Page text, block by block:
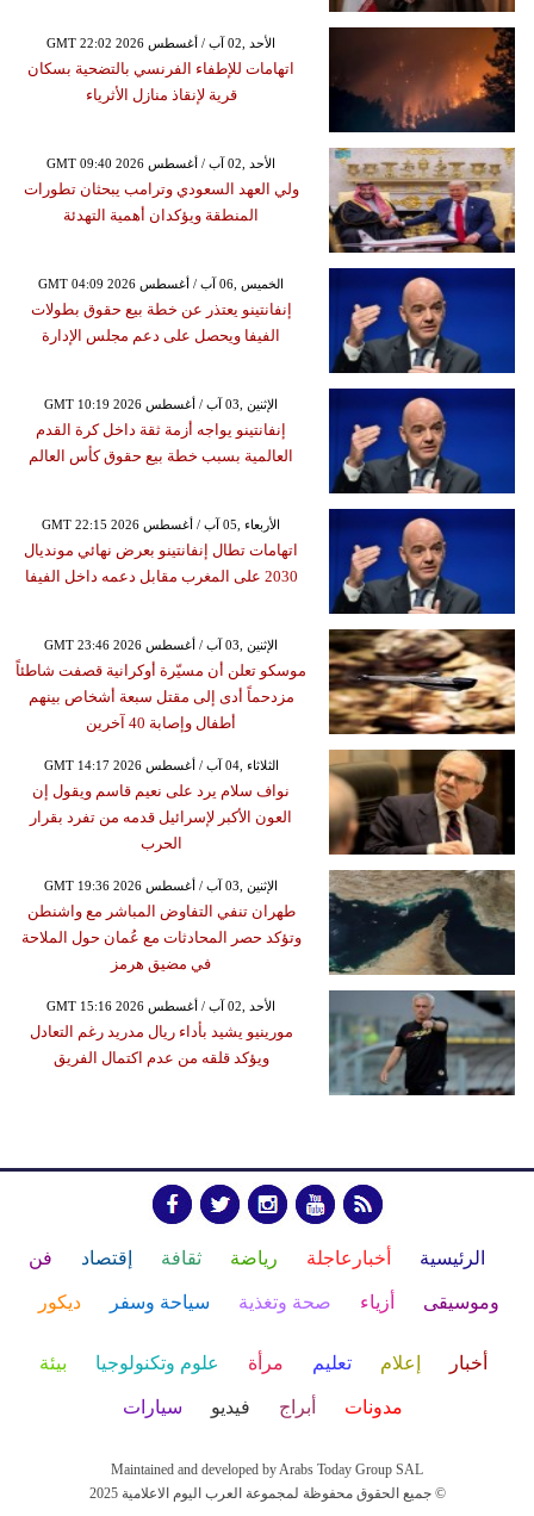
GMT 22:02 2026 الأحد ,02 آب / أغسطس
اتهامات للإطفاء الفرنسي بالتضحية بسكان
قرية لإنقاذ منازل الأثرياء
GMT 09:40 2026 الأحد ,02 آب / أغسطس
ولي العهد السعودي وترامب يبحثان تطورات
المنطقة ويؤكدان أهمية التهدئة
GMT 04:09 2026 الخميس ,06 آب / أغسطس
إنفانتينو يعتذر عن خطة بيع حقوق بطولات
الفيفا ويحصل على دعم مجلس الإدارة
GMT 10:19 2026 الإثنين ,03 آب / أغسطس
إنفانتينو يواجه أزمة ثقة داخل كرة القدم
العالمية بسبب خطة بيع حقوق كأس العالم
GMT 22:15 2026 الأربعاء ,05 آب / أغسطس
اتهامات تطال إنفانتينو بعرض نهائي مونديال
2030 على المغرب مقابل دعمه داخل الفيفا
GMT 23:46 2026 الإثنين ,03 آب / أغسطس
موسكو تعلن أن مسيّرة أوكرانية قصفت شاطئاً
مزدحماً أدى إلى مقتل سبعة أشخاص بينهم
أطفال وإصابة 40 آخرين
GMT 14:17 2026 الثلاثاء ,04 آب / أغسطس
نواف سلام يرد على نعيم قاسم ويقول إن
العون الأكبر لإسرائيل قدمه من تفرد بقرار
الحرب
GMT 19:36 2026 الإثنين ,03 آب / أغسطس
طهران تنفي التفاوض المباشر مع واشنطن
وتؤكد حصر المحادثات مع عُمان حول الملاحة
في مضيق هرمز
GMT 15:16 2026 الأحد ,02 آب / أغسطس
مورينيو يشيد بأداء ريال مدريد رغم التعادل
ويؤكد قلقه من عدم اكتمال الفريق
الرئيسية أخبارعاجلة رياضة ثقافة إقتصاد فن
وموسيقى أزياء صحة وتغذية سياحة وسفر ديكور
أخبار إعلام تعليم مرأة علوم وتكنولوجيا بيئة
مدونات أبراج فيديو سيارات
Maintained and developed by Arabs Today Group SAL
جميع الحقوق محفوظة لمجموعة العرب اليوم الاعلامية 2025 ©